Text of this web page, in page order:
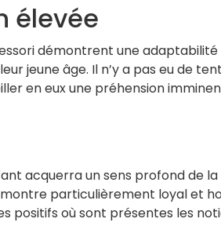
élevée
démontrent une
jeune âge. Il n’y a pas eu de
en eux une préhension
acquerra un sens profond de la
particulièrement loyal et
positifs où sont présentes les